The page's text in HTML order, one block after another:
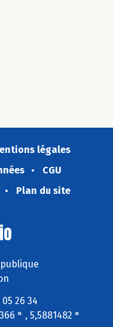
légales
CGU
Plan du site
26 34
° , 5,5881482 °